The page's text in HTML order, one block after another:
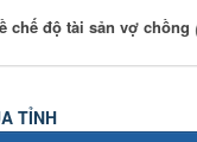
chế độ tài sản vợ chồng
TỈNH